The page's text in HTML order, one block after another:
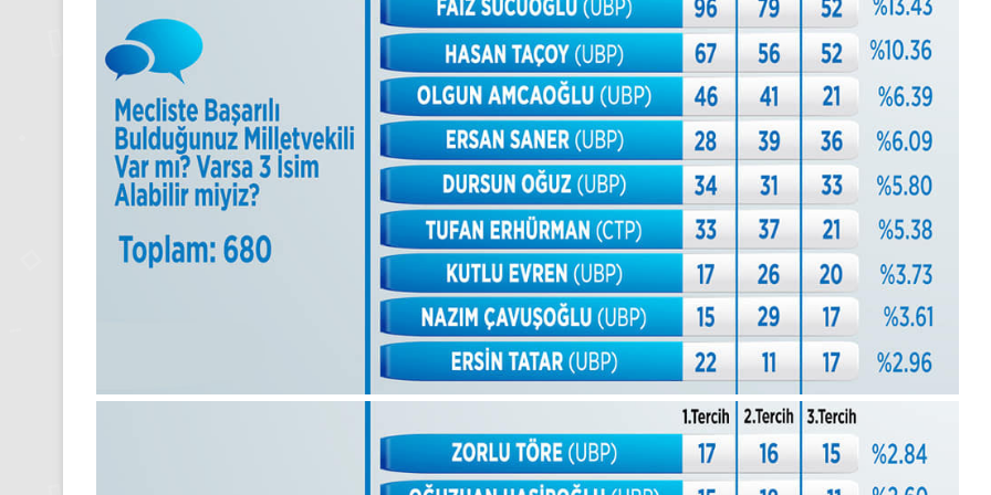
Medya
manşetleri
24 Kasım 2025
24 Kasım Pazartesi 2025, Gıynık
Medya manşetleri
Aralık
Pazartesi
2025,
Gıynık
Medya
manşetleri
1 Aralık 2025
1 Aralık Pazartesi 2025, Gıynık
Medya manşetleri